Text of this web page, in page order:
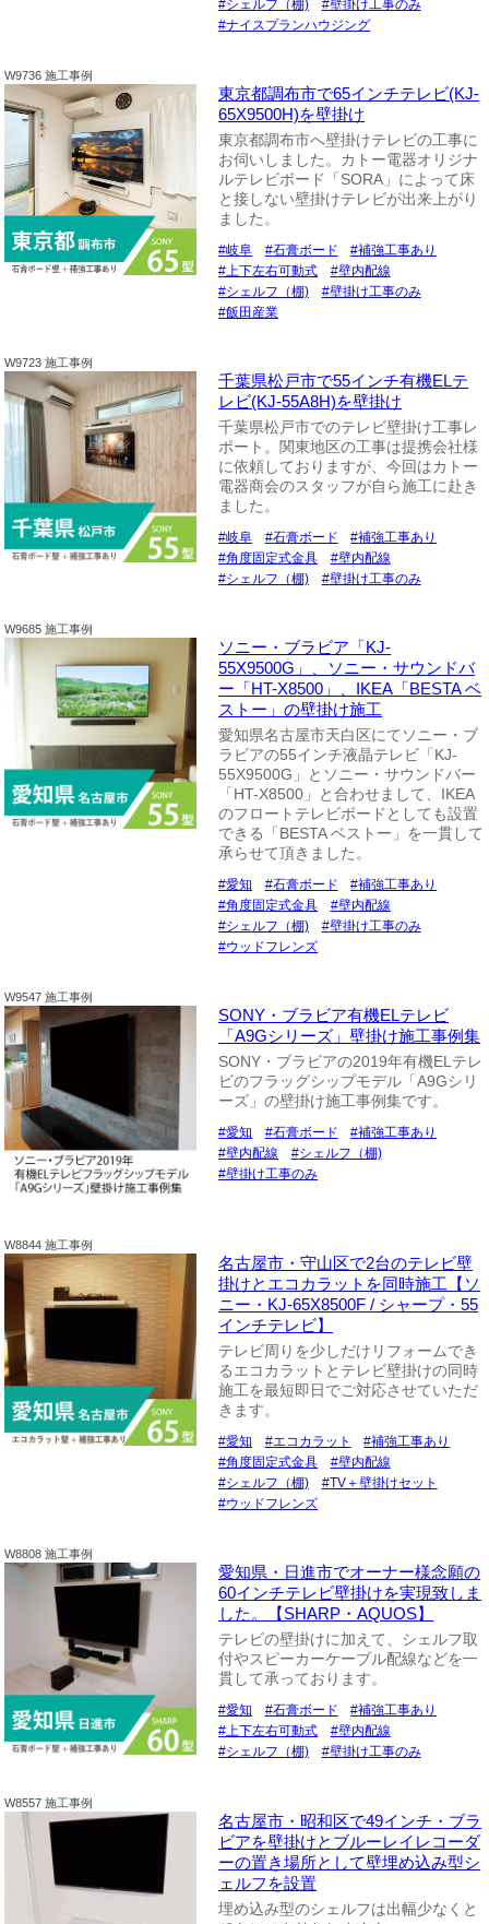
シェルフ（棚)
壁掛け工事のみ
ナイスプランハウジング
W9736 施工事例
東京都調布市で65インチテレビ(KJ-
65X9500H)を壁掛け
東京都調布市へ壁掛けテレビの工事に
お伺いしました。カトー電器オリジナ
ルテレビボード「SORA」によって床
と接しない壁掛けテレビが出来上がり
ました。
岐阜 石膏ボード
補強工事あり
上下左右可動式
壁内配線
シェルフ（棚)
壁掛け工事のみ
飯田産業
W9723 施工事例
千葉県松戸市で55インチ有機ELテ
レビ(KJ-55A8H)を壁掛け
千葉県松戸市でのテレビ壁掛け工事レ
ポート。関東地区の工事は提携会社様
に依頼しておりますが、今回はカトー
電器商会のスタッフが自ら施工に赴き
ました。
岐阜 石膏ボード
補強工事あり
角度固定式金具
壁内配線
シェルフ（棚)
壁掛け工事のみ
W9685 施工事例
ソニー・ブラビア「KJ-
55X9500G」、ソニー・サウンドバ
ー「HT-X8500」、IKEA「BESTA ベ
ストー」の壁掛け施工
愛知県名古屋市天白区にてソニー・ブ
ラビアの55インチ液晶テレビ「KJ-
55X9500G」とソニー・サウンドバー
「HT-X8500」と合わせまして、IKEA
のフロートテレビボードとしても設置
できる「BESTA ベストー」を一貫して
承らせて頂きました。
愛知 石膏ボード
補強工事あり
角度固定式金具
壁内配線
シェルフ（棚)
壁掛け工事のみ
ウッドフレンズ
W9547 施工事例
SONY・ブラビア有機ELテレビ
「A9Gシリーズ」壁掛け施工事例集
SONY・ブラビアの2019年有機ELテレ
ビのフラッグシップモデル「A9Gシリ
ーズ」の壁掛け施工事例集です。
愛知 石膏ボード
補強工事あり
壁内配線
シェルフ（棚)
壁掛け工事のみ
W8844 施工事例
名古屋市・守山区で2台のテレビ壁
掛けとエコカラットを同時施工【ソ
ニー・KJ-65X8500F / シャープ・55
インチテレビ】
テレビ周りを少しだけリフォームでき
るエコカラットとテレビ壁掛けの同時
施工を最短即日でご対応させていただ
きます。
愛知 エコカラット
補強工事あり
角度固定式金具
壁内配線
シェルフ（棚)
TV＋壁掛けセット
ウッドフレンズ
W8808 施工事例
愛知県・日進市でオーナー様念願の
60インチテレビ壁掛けを実現致しま
した。【SHARP・AQUOS】
テレビの壁掛けに加えて、シェルフ取
付やスピーカーケーブル配線などを一
貫して承っております。
愛知 石膏ボード
補強工事あり
上下左右可動式
壁内配線
シェルフ（棚)
壁掛け工事のみ
W8557 施工事例
名古屋市・昭和区で49インチ・ブラ
ビアを壁掛けとブルーレイレコーダ
ーの置き場所として壁埋め込み型シ
ェルフを設置
埋め込み型のシェルフは出幅少なくと